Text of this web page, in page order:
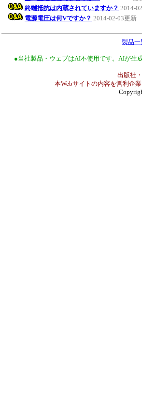
終端抵抗は内蔵されていますか？ 2014-
電源電圧は何Vですか？ 2014-02-03更新
製品一
●当社製品・ウェブはAI不使用です。AIが生
出版社
本Webサイトの内容を営利企